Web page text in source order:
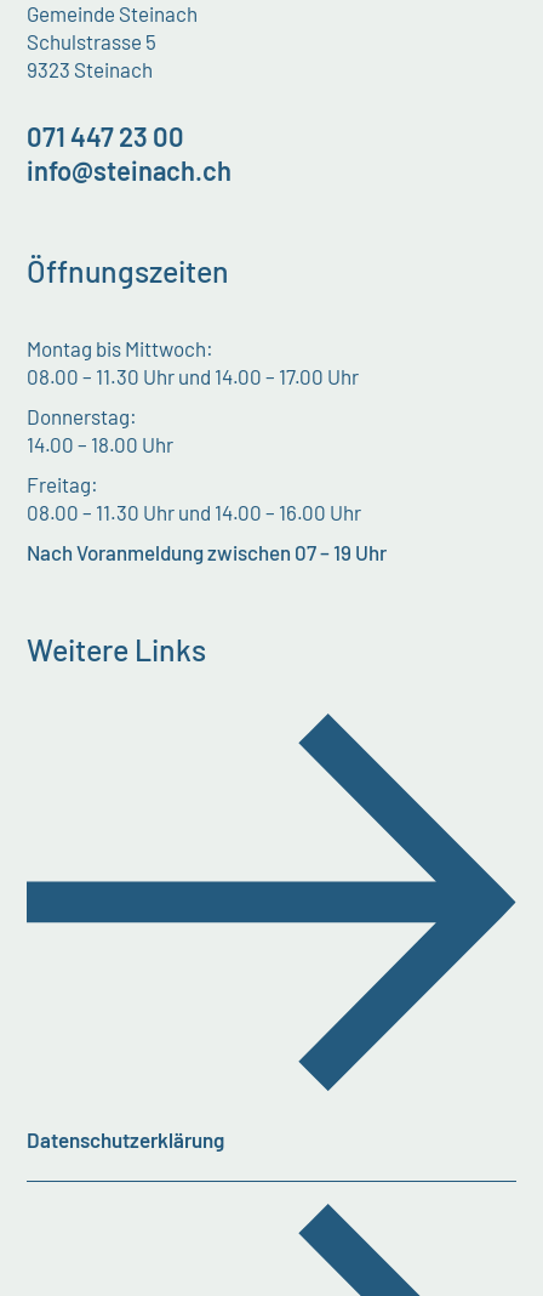
Gemeinde Steinach
Schulstrasse 5
9323 Steinach
071 447 23 00
info@steinach.ch
Öffnungszeiten
Montag bis Mittwoch:
08.00 – 11.30 Uhr und 14.00 – 17.00 Uhr
Donnerstag:
14.00 – 18.00 Uhr
Freitag:
08.00 – 11.30 Uhr und 14.00 – 16.00 Uhr
Nach Voranmeldung zwischen 07 – 19 Uhr
Weitere Links
Datenschutzerklärung